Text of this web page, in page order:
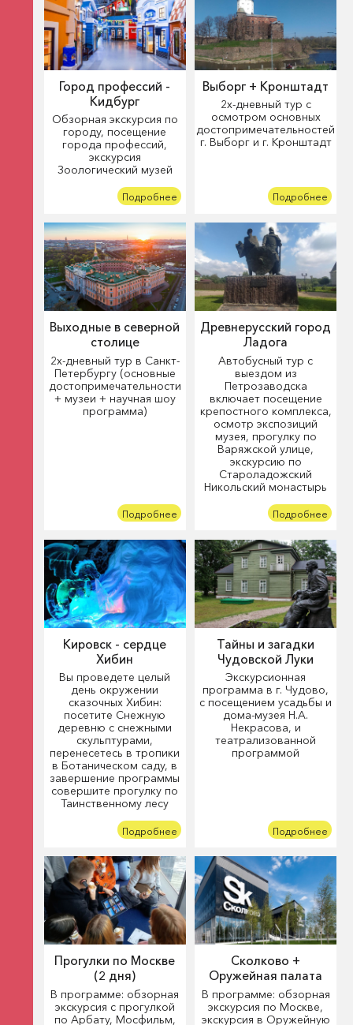
Город профессий -
Кидбург
Обзорная экскурсия по
городу, посещение
города профессий,
экскурсия
Зоологический музей
Подробнее
Выборг + Кронштадт
2х-дневный тур с
осмотром основных
достопримечательностей
г. Выборг и г. Кронштадт
Подробнее
Выходные в северной
столице
2х-дневный тур в Санкт-
Петербургу (основные
достопримечательности
+ музеи + научная шоу
программа)
Подробнее
Древнерусский город
Ладога
Автобусный тур с
выездом из
Петрозаводска
включает посещение
крепостного комплекса,
осмотр экспозиций
музея, прогулку по
Варяжской улице,
экскурсию по
Староладожский
Никольский монастырь
Подробнее
Кировск - сердце
Хибин
Вы проведете целый
день окружении
сказочных Хибин:
посетите Снежную
деревню с снежными
скульптурами,
перенесетесь в тропики
в Ботаническом саду, в
завершение программы
совершите прогулку по
Таинственному лесу
Подробнее
Тайны и загадки
Чудовской Луки
Экскурсионная
программа в г. Чудово,
с посещением усадьбы и
дома-музея Н.А.
Некрасова, и
театрализованной
программой
Подробнее
Прогулки по Москве
(2 дня)
В программе: обзорная
экскурсия с прогулкой
по Арбату, Мосфильм,
Сколково +
Оружейная палата
В программе: обзорная
экскурсия по Москве,
экскурсия в Оружейную